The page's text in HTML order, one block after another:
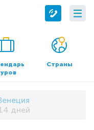
и реквизиты
Страны
дней